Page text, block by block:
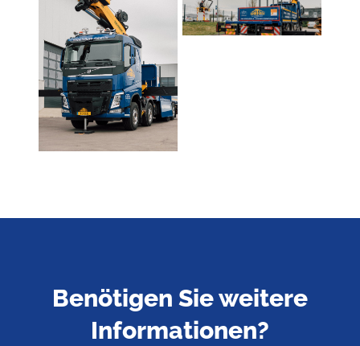
Benötigen Sie weitere
Informationen?